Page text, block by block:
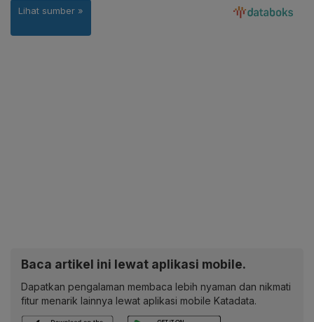
Baca artikel ini lewat aplikasi mobile.
Dapatkan pengalaman membaca lebih nyaman dan nikmati
fitur menarik lainnya lewat aplikasi mobile Katadata.